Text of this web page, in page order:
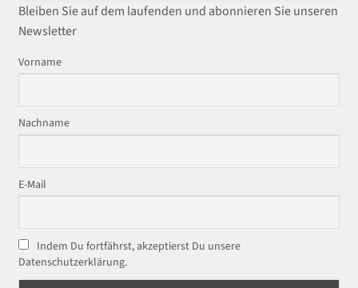
Bleiben Sie auf dem laufenden und abonnieren Sie unseren
Newsletter
Vorname
Nachname
E-Mail
Indem Du fortfährst, akzeptierst Du unsere
Datenschutzerklärung.